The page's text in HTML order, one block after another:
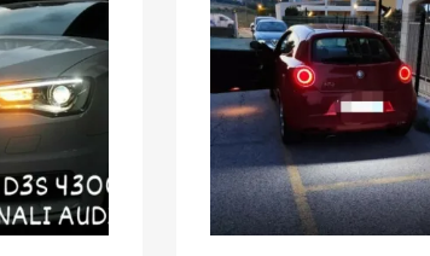
Aggiungi al confronto